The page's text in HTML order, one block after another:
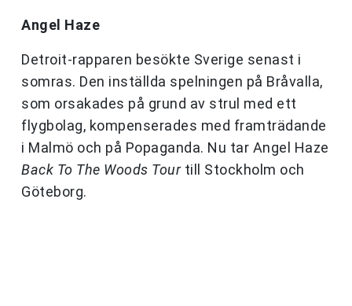
Angel Haze
Detroit-rapparen besökte Sverige senast i
somras. Den inställda spelningen på Bråvalla,
som orsakades på grund av strul med ett
flygbolag, kompenserades med framträdande
i Malmö och på Popaganda. Nu tar Angel Haze
Back To The Woods Tourtill Stockholm och
Göteborg.